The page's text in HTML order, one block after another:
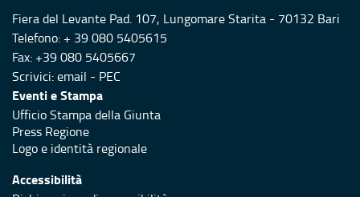
Fiera del Levante Pad. 107, Lungomare Starita - 70132 Bari
Telefono: + 39 080 5405615
Fax: +39 080 5405667
Scrivici:email - PEC
Eventi e Stampa
Ufficio Stampa della Giunta
Press Regione
Logo e identità regionale
Accessibilità